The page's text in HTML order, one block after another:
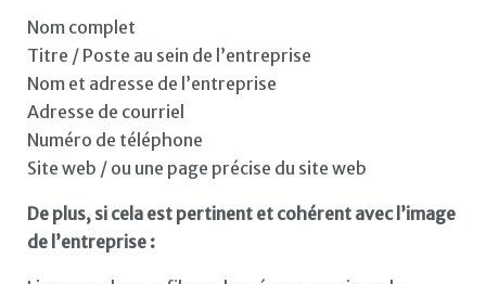
Nom complet
Titre / Poste au sein de l’entreprise
Nom et adresse de l’entreprise
Adresse de courriel
Numéro de téléphone
Site web / ou une page précise du site web
De plus, si cela est pertinent et cohérent avec l’image
de l’entreprise :